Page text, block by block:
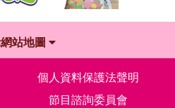
站地圖
個人資料保護法聲明
節目諮詢委員會